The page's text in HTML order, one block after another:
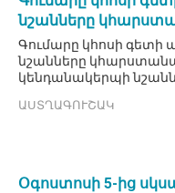
նշանները
Գումարը կհոսի գետի
նշանները
կենդանակերպի
ԱՍՏՂԱԳՈՒՇԱԿ
Օգոստոսի 5-ից